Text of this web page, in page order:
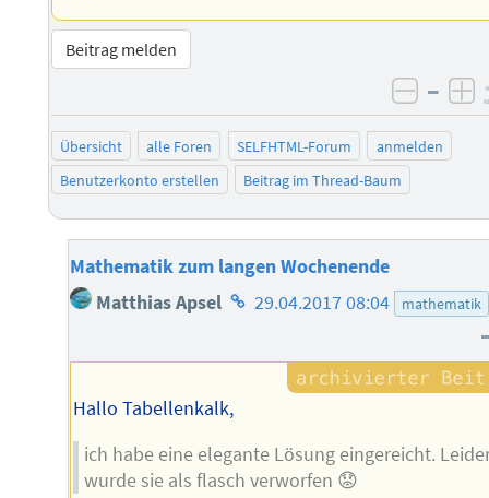
Beitrag melden
–
Übersicht alle Foren SELFHTML-Forum
anmelden
Benutzerkonto erstellen
Beitrag im Thread-Baum
Mathematik zum langen Wochenende
Matthias Apsel Homepage
Autors
29.04.2017 08:04 mathematik
Hallo Tabellenkalk,
ich habe eine elegante Lösung eingereicht.
wurde sie als flasch verworfen 😟